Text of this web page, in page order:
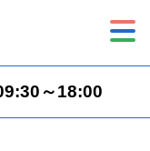
～18:00